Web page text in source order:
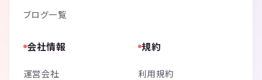
ブログ一覧
会社情報
運営会社
規約
利用規約